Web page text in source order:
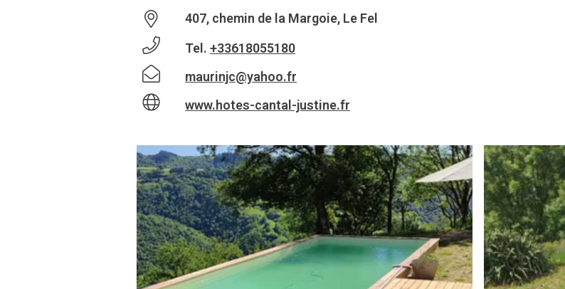
407, chemin de la Margoie, Le Fel
Tel. +33618055180
maurinjc@yahoo.fr
www.hotes-cantal-justine.fr